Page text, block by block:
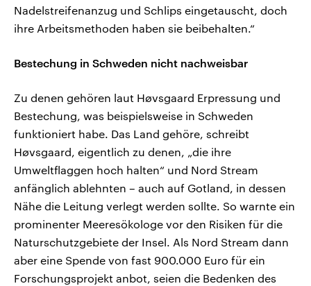
Nadelstreifenanzug und Schlips eingetauscht, doch
ihre Arbeitsmethoden haben sie beibehalten.“
Bestechung in Schweden nicht nachweisbar
Zu denen gehören laut Høvsgaard Erpressung und
Bestechung, was beispielsweise in Schweden
funktioniert habe. Das Land gehöre, schreibt
Høvsgaard, eigentlich zu denen, „die ihre
Umweltflaggen hoch halten“ und Nord Stream
anfänglich ablehnten – auch auf Gotland, in dessen
Nähe die Leitung verlegt werden sollte. So warnte ein
prominenter Meeresökologe vor den Risiken für die
Naturschutzgebiete der Insel. Als Nord Stream dann
aber eine Spende von fast 900.000 Euro für ein
Forschungsprojekt anbot, seien die Bedenken des